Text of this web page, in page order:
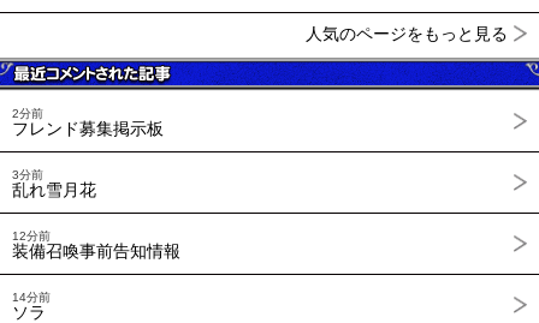
人気のページをもっと見る
2分前
フレンド募集掲示板
3分前
乱れ雪月花
12分前
装備召喚事前告知情報
14分前
ソラ